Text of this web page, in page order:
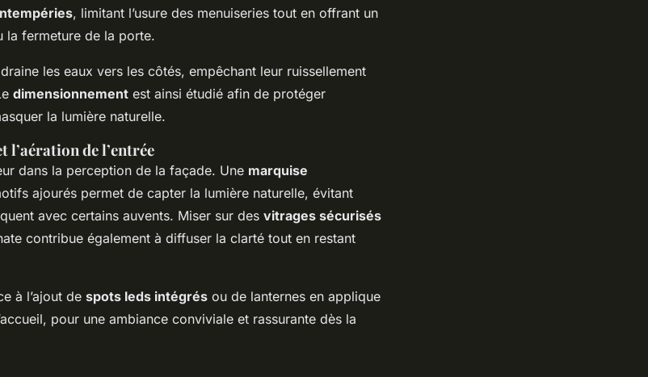
, limitant l’usure des menuiseries tout en offrant un
la fermeture de la porte.
les eaux vers les côtés, empêchant leur ruissellement
dimensionnement est ainsi étudié afin de protéger
la lumière naturelle.
de l’entrée
dans la perception de la façade. Une marquise
ajourés permet de capter la lumière naturelle, évitant
avec certains auvents. Miser sur des vitrages sécurisés
contribue également à diffuser la clarté tout en restant
à l’ajout de spots leds intégrés ou de lanternes en applique
pour une ambiance conviviale et rassurante dès la